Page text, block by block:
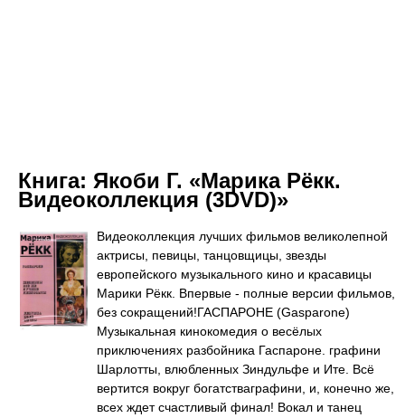
Книга: Якоби Г. «Марика Рёкк.
Видеоколлекция (3DVD)»
Видеоколлекция лучших фильмов великолепной
актрисы, певицы, танцовщицы, звезды
европейского музыкального кино и красавицы
Марики Рёкк. Впервые - полные версии фильмов,
без сокращений!ГАСПАРОНЕ (Gasparone)
Музыкальная кинокомедия о весёлых
приключениях разбойника Гаспароне. графини
Шарлотты, влюбленных Зиндульфе и Ите. Всё
вертится вокруг богатстваграфини, и, конечно же,
всех ждет счастливый финал! Вокал и танец